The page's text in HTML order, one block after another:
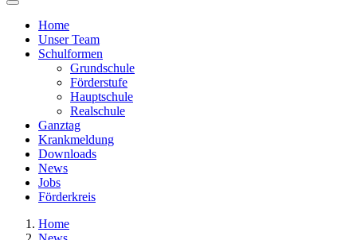
Home
Unser Team
Schulformen
Grundschule
Förderstufe
Hauptschule
Realschule
Ganztag
Krankmeldung
Downloads
News
Jobs
Förderkreis
Home